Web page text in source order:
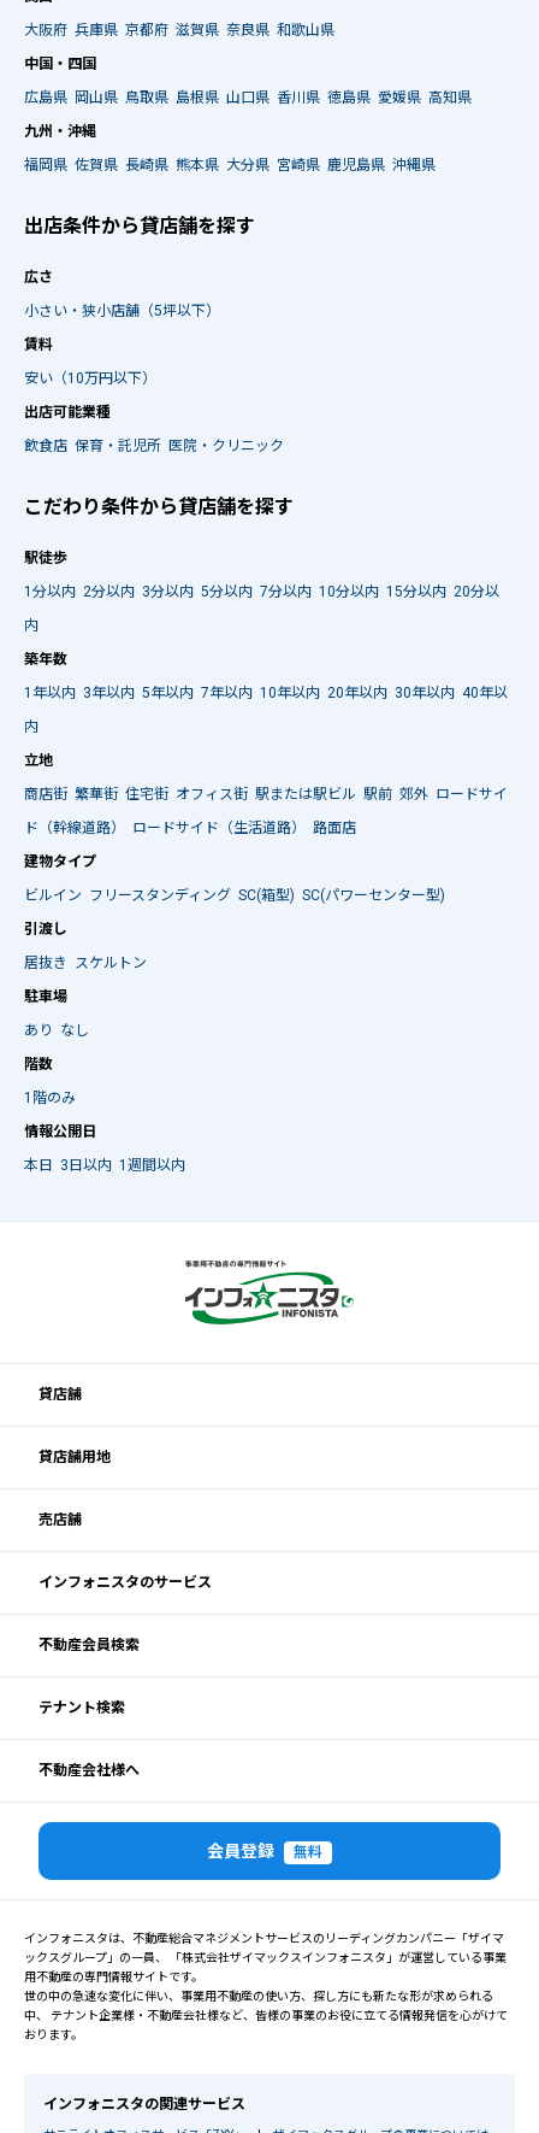
大阪府 兵庫県 京都府 滋賀県 奈良県 和歌山県
中国・四国
広島県 岡山県 鳥取県 島根県 山口県 香川県 徳島県 愛媛県 高知県
九州・沖縄
福岡県 佐賀県 長崎県 熊本県 大分県 宮崎県 鹿児島県 沖縄県
出店条件から貸店舗を探す
広さ
小さい・狭小店舗（5坪以下）
賃料
安い（10万円以下）
出店可能業種
飲食店 保育・託児所 医院・クリニック
こだわり条件から貸店舗を探す
駅徒歩
1分以内 2分以内 3分以内 5分以内 7分以内 10分以内 15分以内 20分以
内
築年数
1年以内 3年以内 5年以内 7年以内 10年以内 20年以内 30年以内 40年以
内
立地
商店街 繁華街 住宅街 オフィス街 駅または駅ビル 駅前 郊外 ロードサイ
ド（幹線道路）
ロードサイド（生活道路）
路面店
建物タイプ
ビルイン フリースタンディング SC(箱型) SC(パワーセンター型)
引渡し
居抜き
スケルトン
駐車場
あり
なし
階数
1階のみ
情報公開日
本日
3日以内 1週間以内
貸店舗
貸店舗用地
売店舗
インフォニスタのサービス
不動産会員検索
テナント検索
不動産会社様へ
会員登録 無料
インフォニスタは、不動産総合マネジメントサービスのリーディングカンパニー「ザイマ
ックスグループ」の一員、 「株式会社ザイマックスインフォニスタ」が運営している事業
用不動産の専門情報サイトです。
世の中の急速な変化に伴い、事業用不動産の使い方、探し方にも新たな形が求められる
中、 テナント企業様・不動産会社様など、皆様の事業のお役に立てる情報発信を心がけて
おります。
インフォニスタの関連サービス